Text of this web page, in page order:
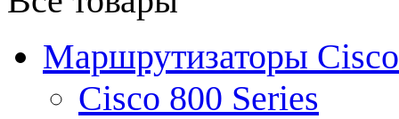
Маршрутизаторы Cisco
Cisco 800 Series